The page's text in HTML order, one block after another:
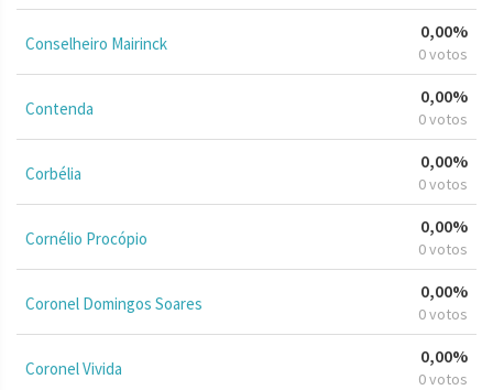
Conselheiro Mairinck
0,00%
0 votos
Contenda
0,00%
0 votos
Corbélia
0,00%
0 votos
Cornélio Procópio
0,00%
0 votos
Coronel Domingos Soares
0,00%
0 votos
Coronel Vivida
0,00%
0 votos